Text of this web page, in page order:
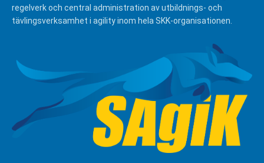
regelverk och central administration av utbildnings- och
tävlingsverksamhet i agility inom hela SKK-organisationen.